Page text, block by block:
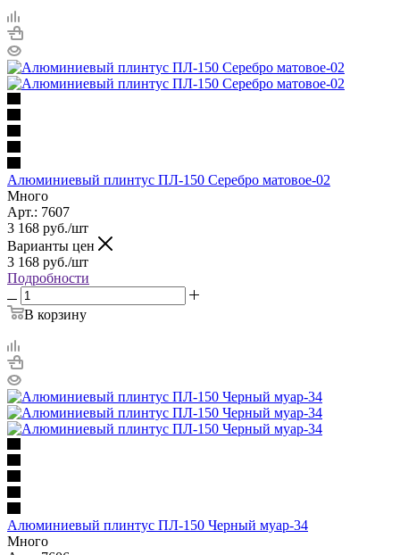
Алюминиевый плинтус ПЛ-150 Серебро матовое-02
Много
Арт.: 7607
3 168 руб./шт
Варианты цен
3 168 руб./шт
Подробности
В корзину
Алюминиевый плинтус ПЛ-150 Черный муар-34
Много